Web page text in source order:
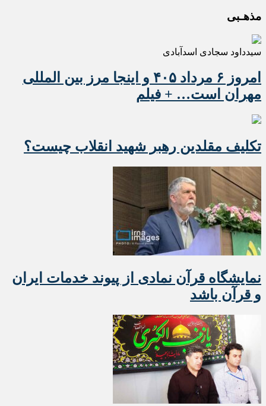
مذهـبی
سیدداود سجادی اسدآبادی
امروز ۶ مرداد ۴۰۵ و اینجا مرز بین المللی
مهران است… + فیلم
تکلیف مقلدین رهبر شهید انقلاب چیست؟
نمایشگاه قرآن نمادی از پیوند خدمات ایران
و قرآن باشد